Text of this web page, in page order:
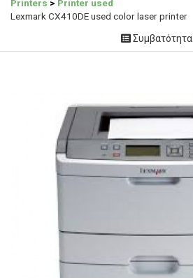
Printers > Printer used
Lexmark CX410DE used color laser printer
Συμβατότητα